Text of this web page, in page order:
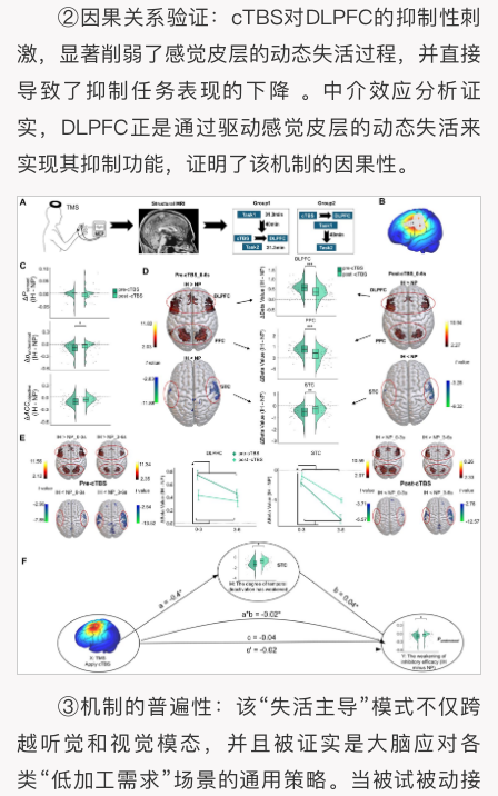
②因果关系验证：cTBS对DLPFC的抑制性刺
激，显著削弱了感觉皮层的动态失活过程，并直接
导致了抑制任务表现的下降 。中介效应分析证
实，DLPFC正是通过驱动感觉皮层的动态失活来
实现其抑制功能，证明了该机制的因果性。
③机制的普遍性：该“失活主导”模式不仅跨
越听觉和视觉模态，并且被证实是大脑应对各
类“低加工需求”场景的通用策略。当被试被动接